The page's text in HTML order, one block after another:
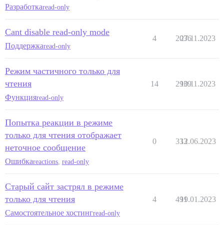
Разработкаread-only
Cant disable read-only mode
Поддержкаread-only
4 2036
27.11.2023
Режим частичного только для
чтения
Функцияread-only
14 2939
10.11.2023
Попытка реакции в режиме
только для чтения отображает
неточное сообщение
Ошибкаreactions read-only
0 333
12.06.2023
Старый сайт застрял в режиме
только для чтения
Самостоятельное хостингread-only
4 491
19.01.2023